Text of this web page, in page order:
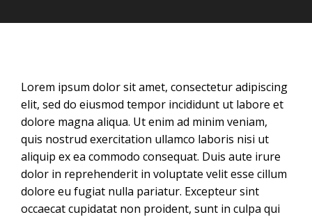
Lorem ipsum dolor sit amet, consectetur adipiscing
elit, sed do eiusmod tempor incididunt ut labore et
dolore magna aliqua. Ut enim ad minim veniam,
quis nostrud exercitation ullamco laboris nisi ut
aliquip ex ea commodo consequat. Duis aute irure
dolor in reprehenderit in voluptate velit esse cillum
dolore eu fugiat nulla pariatur. Excepteur sint
occaecat cupidatat non proident, sunt in culpa qui